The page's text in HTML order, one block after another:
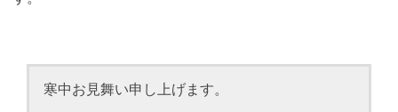
寒中お見舞い申し上げます。